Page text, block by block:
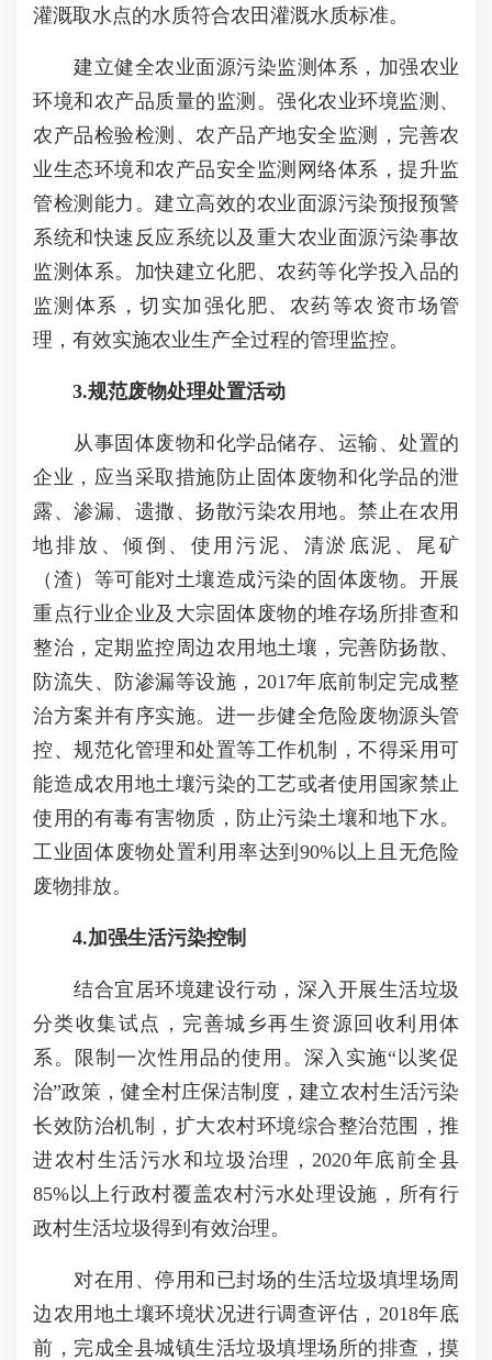
灌溉取水点的水质符合农田灌溉水质标准。
建立健全农业面源污染监测体系，加强农业
环境和农产品质量的监测。强化农业环境监测、
农产品检验检测、农产品产地安全监测，完善农
业生态环境和农产品安全监测网络体系，提升监
管检测能力。建立高效的农业面源污染预报预警
系统和快速反应系统以及重大农业面源污染事故
监测体系。加快建立化肥、农药等化学投入品的
监测体系，切实加强化肥、农药等农资市场管
理，有效实施农业生产全过程的管理监控。
3.规范废物处理处置活动
从事固体废物和化学品储存、运输、处置的
企业，应当采取措施防止固体废物和化学品的泄
露、渗漏、遗撒、扬散污染农用地。禁止在农用
地排放、倾倒、使用污泥、清淤底泥、尾矿
（渣）等可能对土壤造成污染的固体废物。开展
重点行业企业及大宗固体废物的堆存场所排查和
整治，定期监控周边农用地土壤，完善防扬散、
防流失、防渗漏等设施，2017年底前制定完成整
治方案并有序实施。进一步健全危险废物源头管
控、规范化管理和处置等工作机制，不得采用可
能造成农用地土壤污染的工艺或者使用国家禁止
使用的有毒有害物质，防止污染土壤和地下水。
工业固体废物处置利用率达到90%以上且无危险
废物排放。
4.加强生活污染控制
结合宜居环境建设行动，深入开展生活垃圾
分类收集试点，完善城乡再生资源回收利用体
系。限制一次性用品的使用。深入实施“以奖促
治”政策，健全村庄保洁制度，建立农村生活污染
长效防治机制，扩大农村环境综合整治范围，推
进农村生活污水和垃圾治理，2020年底前全县
85%以上行政村覆盖农村污水处理设施，所有行
政村生活垃圾得到有效治理。
对在用、停用和已封场的生活垃圾填埋场周
边农用地土壤环境状况进行调查评估，2018年底
前，完成全县城镇生活垃圾填埋场所的排查，摸